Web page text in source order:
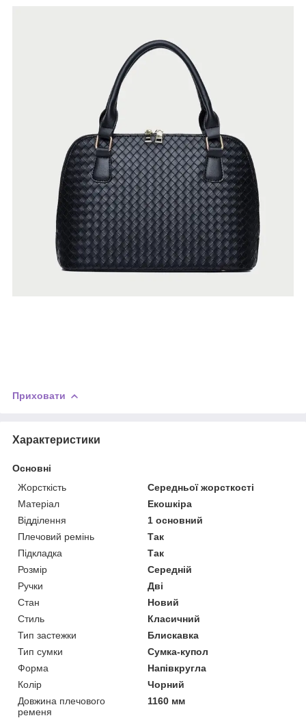
Приховати
Характеристики
Основні
Жорсткість
Середньої жорсткості
Матеріал
Екошкіра
Відділення
1 основний
Плечовий ремінь
Так
Підкладка
Так
Розмір
Середній
Ручки
Дві
Стан
Новий
Стиль
Класичний
Тип застежки
Блискавка
Тип сумки
Сумка-купол
Форма
Напівкругла
Колір
Чорний
Довжина плечового
ременя
1160 мм